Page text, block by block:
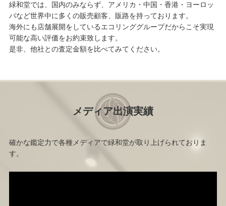
緑和堂では、国内のみならず、アメリカ・中国・香港・ヨーロッ
パなど世界中に多くの販売顧客、販路を持っております。
海外にも店舗展開をしているエコリンググループだからこそ実現
可能な高い評価をお約束致します。
是非、他社との査定金額を比べてみてください。
メディア出演実績
確かな鑑定力で各種メディアで緑和堂が取り上げられておりま
す。